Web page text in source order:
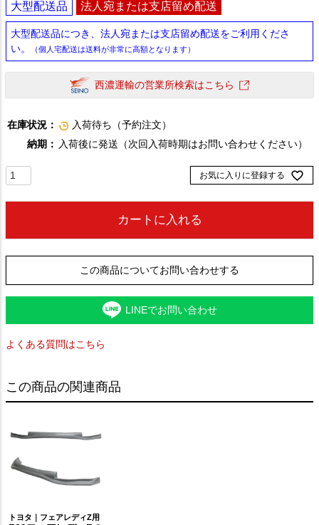
大型配送品 法人宛または支店留め配送
大型配送品につき、法人宛または支店留め配送をご利用くださ
い。
（個人宅配送は送料が非常に高額となります）
西濃運輸の営業所検索はこちら
在庫状況：
入荷待ち（予約注文）
納期： 入荷後に発送（次回入荷時期はお問い合わせください）
お気に入りに登録する
カートに入れる
この商品についてお問い合わせする
LINEでお問い合わせ
よくある質問はこちら
この商品の関連商品
トヨタ｜フェアレディZ用